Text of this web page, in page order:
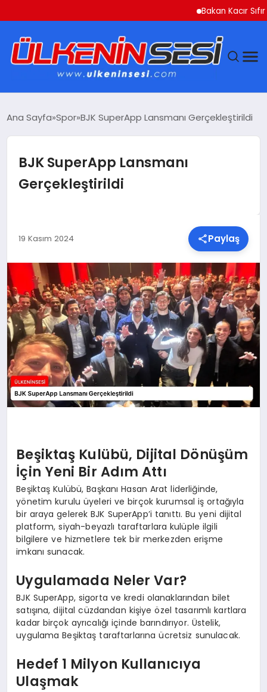
Bakan Kacır Sıfır
EKONOMI
GÜNDEM
SIYASET
SPOR
TEKNOLOJI
YAŞAM
MALATYA HABERLERI
Ana Sayfa Spor BJK SuperApp Lansmanı Gerçekleştirildi
BJK SuperApp Lansmanı
Gerçekleştirildi
19 Kasım 2024 Paylaş
Beşiktaş Kulübü, Dijital Dönüşüm
İçin Yeni Bir Adım Attı
Beşiktaş Kulübü, Başkanı Hasan Arat liderliğinde,
yönetim kurulu üyeleri ve birçok kurumsal iş ortağıyla
bir araya gelerek BJK SuperApp’i tanıttı. Bu yeni dijital
platform, siyah-beyazlı taraftarlara kulüple ilgili
bilgilere ve hizmetlere tek bir merkezden erişme
imkanı sunacak.
Uygulamada Neler Var?
BJK SuperApp, sigorta ve kredi olanaklarından bilet
satışına, dijital cüzdandan kişiye özel tasarımlı kartlara
kadar birçok ayrıcalığı içinde barındırıyor. Üstelik,
uygulama Beşiktaş taraftarlarına ücretsiz sunulacak.
Hedef 1 Milyon Kullanıcıya
Ulaşmak